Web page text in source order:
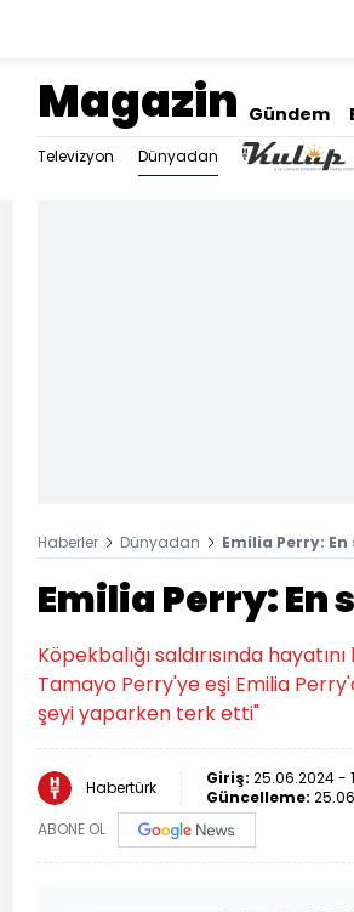
Magazin Gündem
Televizyon Dünyadan
Haberler Dünyadan Emilia Perry:
Emilia Perry:
Köpekbalığı saldırısında
Tamayo Perry'ye eşi Emilia
şeyi yaparken terk etti"
Habertürk Giriş: 25.06.2024 -
Güncelleme:
ABONE OL